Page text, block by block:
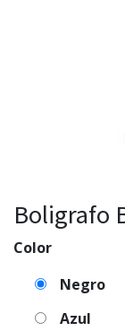
Boligrafo
Color
Negro
Azul